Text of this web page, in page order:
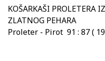
KOŠARKAŠI PROLETERA
ZLATNOG PEHARA
Proleter - Pirot 91 : 87 (